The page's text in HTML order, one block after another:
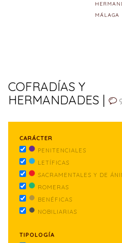
MÁLAGA
COFRADÍAS Y
HERMANDADES |
CARÁCTER
PENITENCIALES
LETÍFICAS
SACRAMENTALES Y DE
ROMERAS
BENÉFICAS
NOBILIARIAS
TIPOLOGÍA